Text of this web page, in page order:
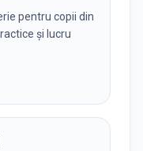
pentru copii din
și lucru